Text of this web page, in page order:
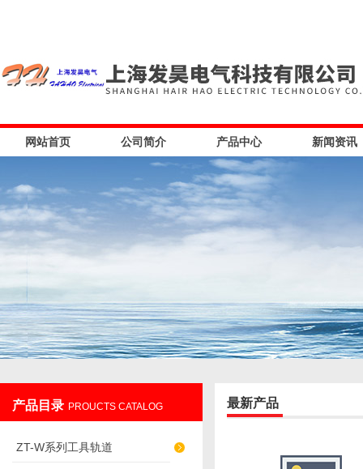
网站首页 公司简介 产品中心 新闻资讯
产品目录 PROUCTS CATALOG
ZT-W系列工具轨道
最新产品